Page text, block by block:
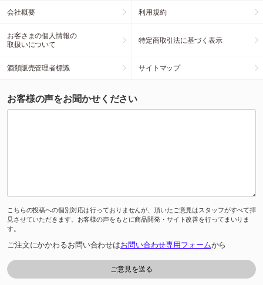
会社概要 利用規約
お客さまの個人情報の
取扱いについて
特定商取引法に基づく表示
酒類販売管理者標識 サイトマップ
お客様の声をお聞かせください
こちらの投稿への個別対応は行っておりませんが、頂いたご意見はスタッフがすべて拝
見させていただきます。お客様の声をもとに商品開発・サイト改善を行ってまいりま
す。
ご注文にかかわるお問い合わせはお問い合わせ専用フォームから